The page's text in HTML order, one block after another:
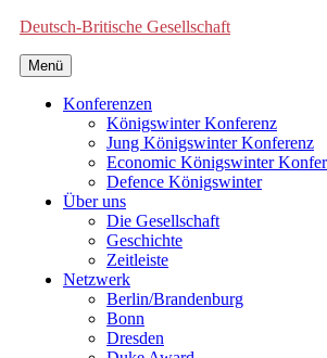
Deutsch-Britische Gesellschaft
Menü
Konferenzen
Königswinter Konferenz
Jung Königswinter Konferenz
Economic Königswinter
Defence Königswinter
Über uns
Die Gesellschaft
Geschichte
Zeitleiste
Netzwerk
Berlin/Brandenburg
Bonn
Dresden